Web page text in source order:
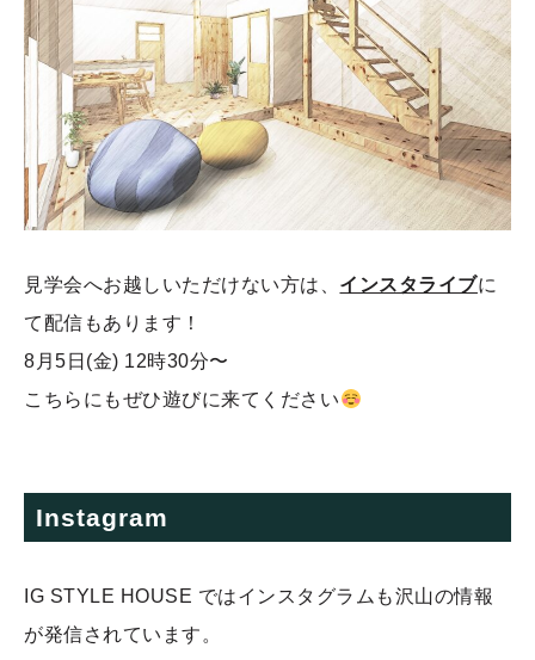
見学会へお越しいただけない方は、 インスタライブに
て配信もあります！
8月5日(金) 12時30分〜
こちらにもぜひ遊びに来てください
Instagram
IG STYLE HOUSE ではインスタグラムも沢山の情報
が発信されています。